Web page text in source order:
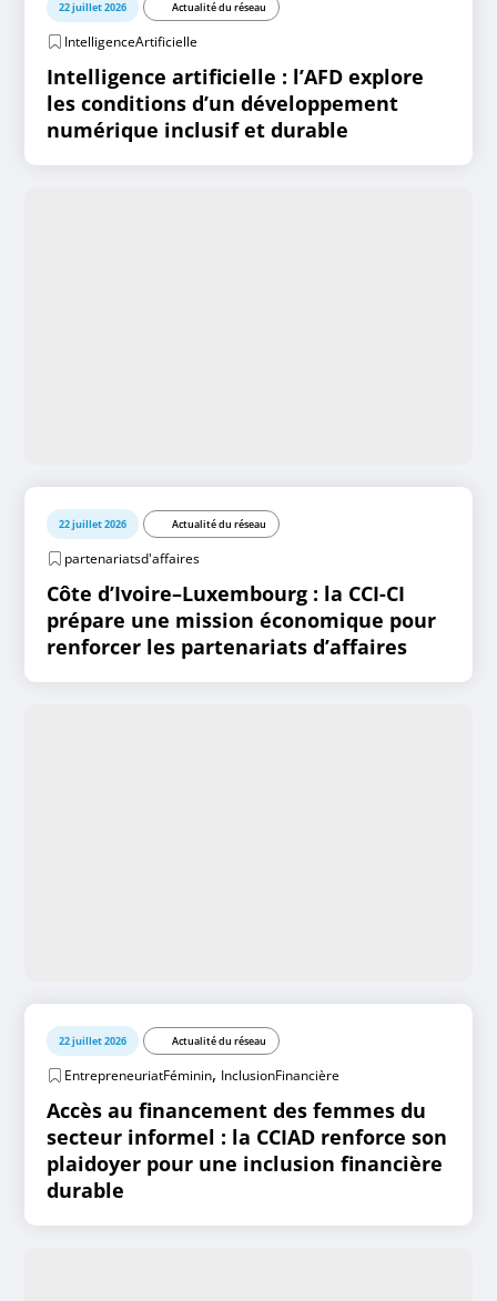
22 juillet 2026 Actualité du réseau
IntelligenceArtificielle
Intelligence artificielle : l’AFD explore
les conditions d’un développement
numérique inclusif et durable
22 juillet 2026 Actualité du réseau
partenariatsd'affaires
Côte d’Ivoire–Luxembourg : la CCI-CI
prépare une mission économique pour
renforcer les partenariats d’affaires
22 juillet 2026 Actualité du réseau
EntrepreneuriatFéminin, InclusionFinancière
Accès au financement des femmes du
secteur informel : la CCIAD renforce son
plaidoyer pour une inclusion financière
durable